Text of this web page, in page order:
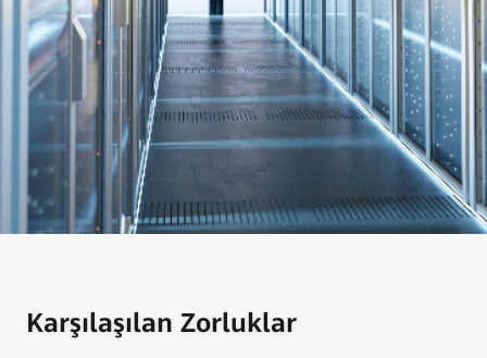
Karşılaşılan Zorluklar